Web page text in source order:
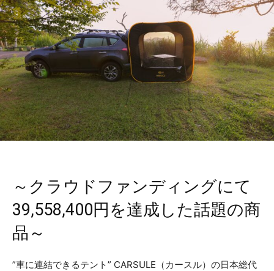
～クラウドファンディングにて
39,558,400円を達成した話題の商
品～
”車に連結できるテント” CARSULE（カースル）の日本総代